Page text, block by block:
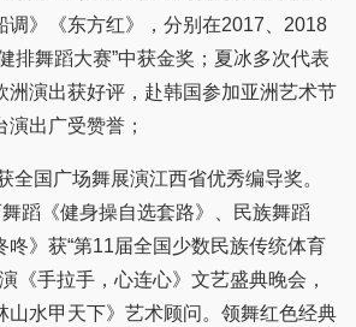
调》《东方红》，分别在2017、2018
排舞蹈大赛”中获金奖；夏冰多次代表
洲演出获好评，赴韩国参加亚洲艺术节
出广受赞誉；
国广场舞展演江西省优秀编导奖。
蹈《健身操自选套路》、民族舞蹈
咚》获“第11届全国少数民族传统体育
《手拉手，心连心》文艺盛典晚会，
山水甲天下》艺术顾问。领舞红色经典